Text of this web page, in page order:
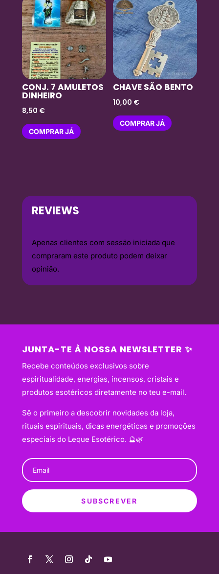
CONJ. 7 AMULETOS
DINHEIRO
8,50 €
COMPRAR JÁ
CHAVE SÃO BENTO
10,00 €
COMPRAR JÁ
REVIEWS
Apenas clientes com sessão iniciada que
compraram este produto podem deixar
opinião.
JUNTA-TE À NOSSA NEWSLETTER ✨
Recebe conteúdos exclusivos sobre
espiritualidade, energias, incensos, cristais e
produtos esotéricos diretamente no teu e-mail.
Sê o primeiro a descobrir novidades da loja,
rituais espirituais, dicas energéticas e promoções
especiais do Leque Esotérico. 🔮🌿
SUBSCREVER